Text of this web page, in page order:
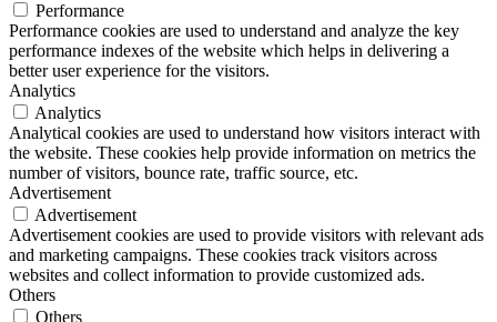
Performance
Performance cookies are used to understand and analyze the key
performance indexes of the website which helps in delivering a
better user experience for the visitors.
Analytics
Analytics
Analytical cookies are used to understand how visitors interact with
the website. These cookies help provide information on metrics the
number of visitors, bounce rate, traffic source, etc.
Advertisement
Advertisement
Advertisement cookies are used to provide visitors with relevant ads
and marketing campaigns. These cookies track visitors across
websites and collect information to provide customized ads.
Others
Others